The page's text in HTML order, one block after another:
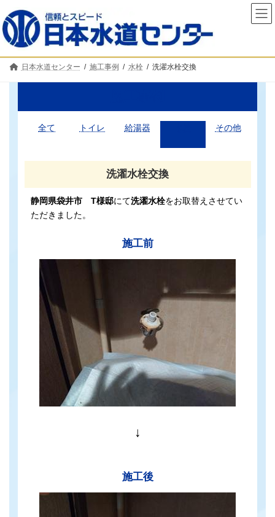
ン
テ
ン
へ
ビ
ゲ
ー
ョ
日本水道センター 施工事例 水栓 洗濯水栓交換
全て トイレ 給湯器 その他
洗濯水栓交換
静岡県袋井市 T様邸にて洗濯水栓をお取替えさせてい
ただきました。
施工前
↓
施工後